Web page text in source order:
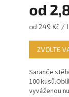
od
Měrná
od 249 Kč /
ZVOLTE
Saranče
100
vyváženou